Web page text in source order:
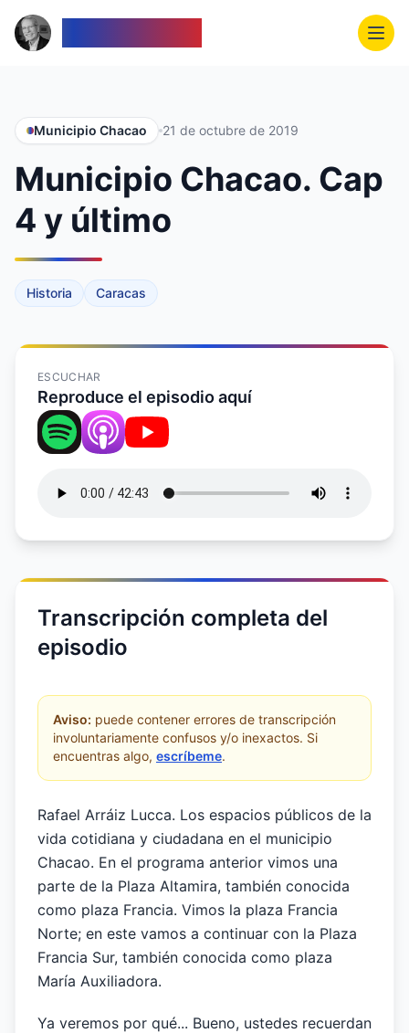
Municipio Chacao 21 de octubre de 2019
Municipio Chacao. Cap
4 y último
Historia Caracas
ESCUCHAR
Reproduce el episodio aquí
Transcripción completa del
episodio
Aviso: puede contener errores de transcripción
involuntariamente confusos y/o inexactos. Si
encuentras algo, escríbeme.
Rafael Arráiz Lucca. Los espacios públicos de la
vida cotidiana y ciudadana en el municipio
Chacao. En el programa anterior vimos una
parte de la Plaza Altamira, también conocida
como plaza Francia. Vimos la plaza Francia
Norte; en este vamos a continuar con la Plaza
Francia Sur, también conocida como plaza
María Auxiliadora.
Ya veremos por qué... Bueno, ustedes recuerdan